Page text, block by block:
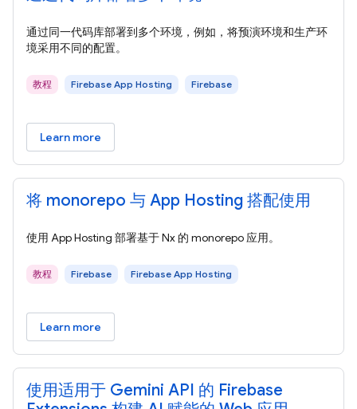
通过同一代码库部署到多个环境，例如，将预演环境和生产环
境采用不同的配置。
教程 Firebase App Hosting Firebase
Learn more
将 monorepo 与 App Hosting 搭配使用
使用 App Hosting 部署基于 Nx 的 monorepo 应用。
教程 Firebase Firebase App Hosting
Learn more
使用适用于 Gemini API 的 Firebase